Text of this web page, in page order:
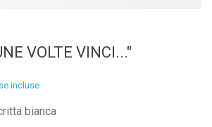
VOLTE VINCI..."
incluse
bianca